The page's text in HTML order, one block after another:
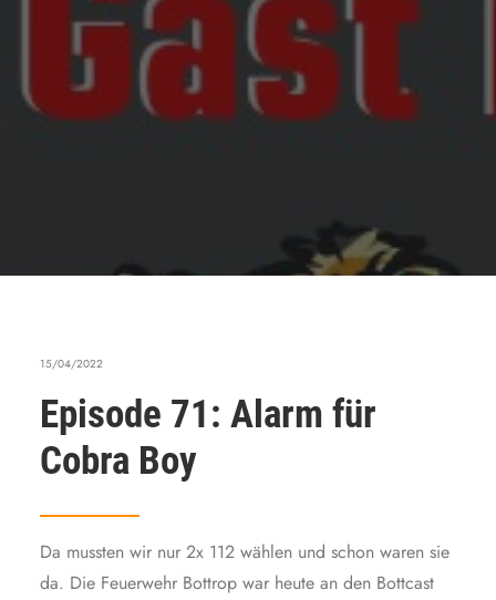
15/04/2022
Episode 71: Alarm für
Cobra Boy
Da mussten wir nur 2x 112 wählen und schon waren sie
da. Die Feuerwehr Bottrop war heute an den Bottcast